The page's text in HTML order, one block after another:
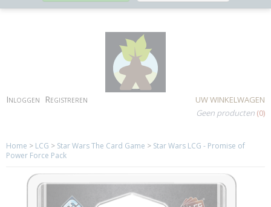
Inloggen Registreren
UW WINKELWAGEN
Geen producten (0)
Home > LCG > Star Wars The Card Game > Star Wars LCG - Promise of
Power Force Pack